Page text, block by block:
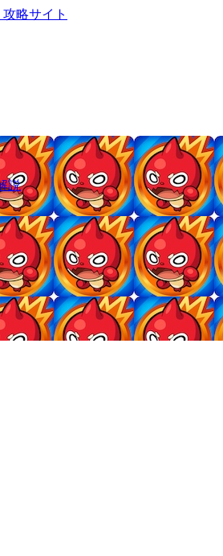
説